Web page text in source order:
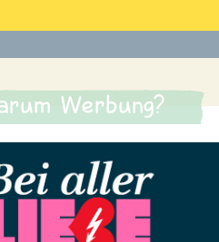
Werbung?